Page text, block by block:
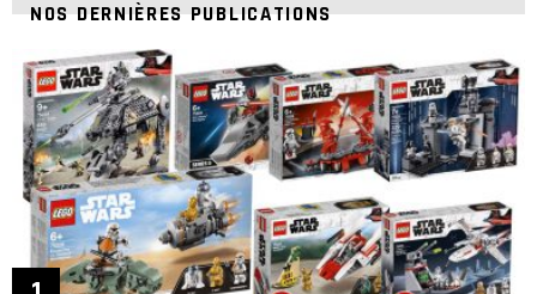
NOS DERNIÈRES PUBLICATIONS